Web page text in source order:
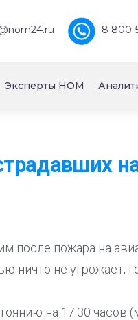
8 800-
Эксперты НОМ
после пожара на
ничто не угрожает,
на 17.30 часов